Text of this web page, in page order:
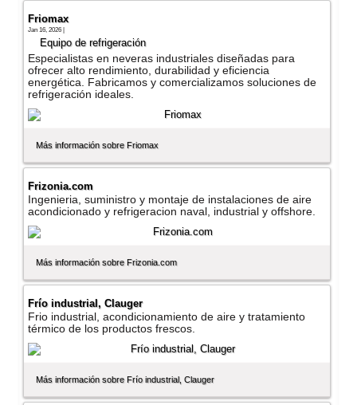
Friomax
Jan 16, 2026 |
Equipo de refrigeración
Especialistas en neveras industriales diseñadas para
ofrecer alto rendimiento, durabilidad y eficiencia
energética. Fabricamos y comercializamos soluciones de
refrigeración ideales.
Más información sobre Friomax
Frizonia.com
Ingenieria, suministro y montaje de instalaciones de aire
acondicionado y refrigeracion naval, industrial y offshore.
Más información sobre Frizonia.com
Frí­o industrial, Clauger
Frio industrial, acondicionamiento de aire y tratamiento
térmico de los productos frescos.
Más información sobre Frí­o industrial, Clauger